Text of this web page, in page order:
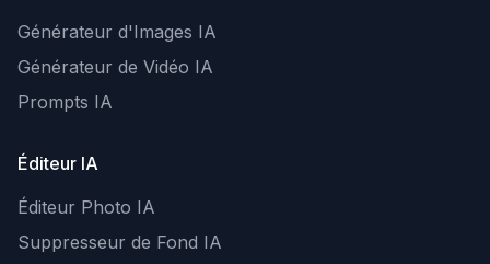
Générateur d'Images IA
Générateur de Vidéo IA
Prompts IA
Éditeur IA
Éditeur Photo IA
Suppresseur de Fond IA